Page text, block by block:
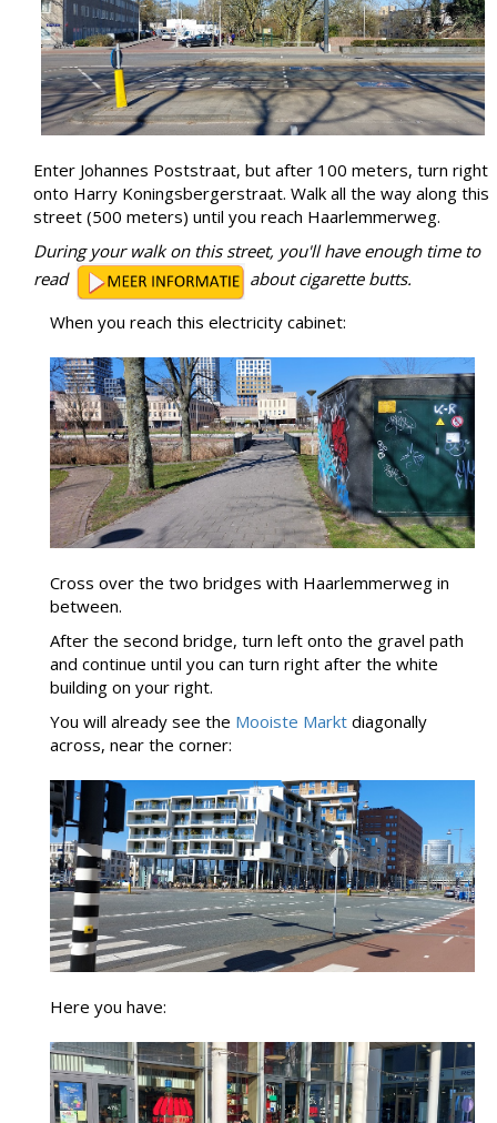
Enter Johannes Poststraat, but after 100 meters, turn right
onto Harry Koningsbergerstraat. Walk all the way along this
street (500 meters) until you reach Haarlemmerweg.
During your walk on this street, you'll have enough time to
read
about cigarette butts.
When you reach this electricity cabinet:
Cross over the two bridges with Haarlemmerweg in
between.
After the second bridge, turn left onto the gravel path
and continue until you can turn right after the white
building on your right.
You will already see the Mooiste Markt diagonally
across, near the corner:
Here you have: